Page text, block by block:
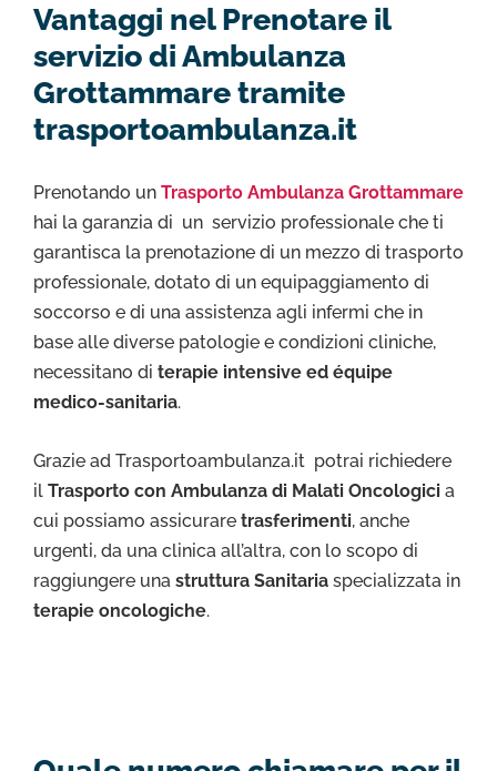
Vantaggi nel Prenotare il
servizio di Ambulanza
Grottammare tramite
trasportoambulanza.it
Prenotando un Trasporto Ambulanza Grottammare
hai la garanzia di un servizio professionale che ti
garantisca la prenotazione di un mezzo di trasporto
professionale, dotato di un equipaggiamento di
soccorso e di una assistenza agli infermi che in
base alle diverse patologie e condizioni cliniche,
necessitano di terapie intensive ed équipe
medico-sanitaria.
Grazie ad Trasportoambulanza.it potrai richiedere
il Trasporto con Ambulanza di Malati Oncologici a
cui possiamo assicurare trasferimenti, anche
urgenti, da una clinica all’altra, con lo scopo di
raggiungere una struttura Sanitaria specializzata in
terapie oncologiche.